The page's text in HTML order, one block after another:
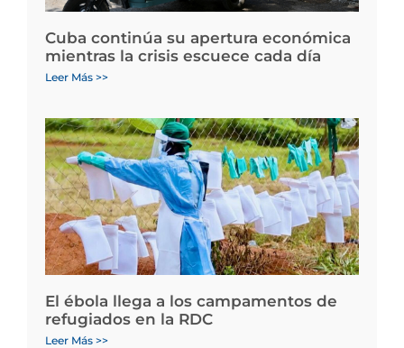
Cuba continúa su apertura económica
mientras la crisis escuece cada día
Leer Más >>
El ébola llega a los campamentos de
refugiados en la RDC
Leer Más >>